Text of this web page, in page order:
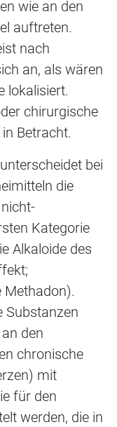
wie an den
auftreten.
nach
an, als wären
lokalisiert.
chirurgische
Betracht.
bei
die
Kategorie
Alkaloide des
Methadon).
Substanzen
den
chronische
mit
für den
werden, die in